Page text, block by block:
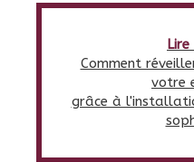
Lire
Comment
votre
grâce à